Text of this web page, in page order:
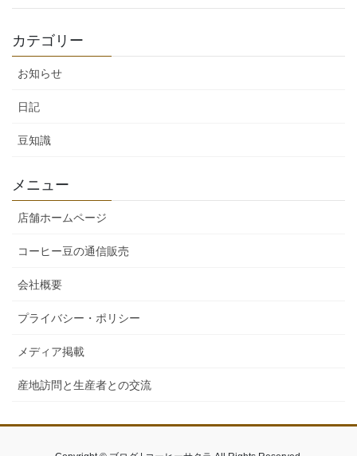
カテゴリー
お知らせ
日記
豆知識
メニュー
店舗ホームページ
コーヒー豆の通信販売
会社概要
プライバシー・ポリシー
メディア掲載
産地訪問と生産者との交流